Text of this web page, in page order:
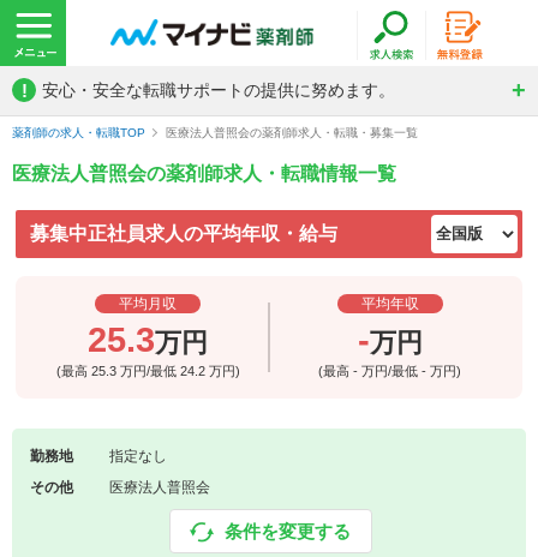
! 安心・安全な転職サポートの提供に努めます。
薬剤師の求人・転職TOP 医療法人普照会の薬剤師求人・転職・募集一覧
医療法人普照会の薬剤師求人・転職情報一覧
募集中正社員求人の平均年収・給与
平均月収
25.3万円
(最高 25.3 万円/最低 24.2 万円)
平均年収
-万円
(最高-万円/最低-万円)
勤務地
指定なし
その他
医療法人普照会
条件を変更する